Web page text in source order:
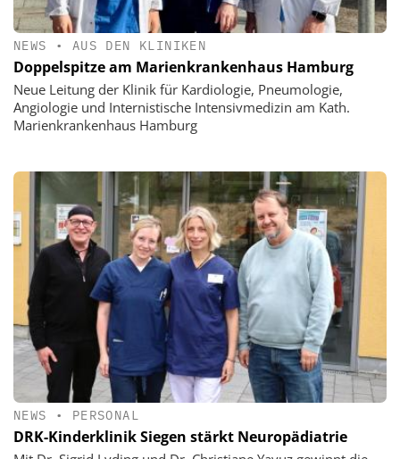
NEWS • AUS DEN KLINIKEN
Doppelspitze am Marienkrankenhaus Hamburg
Neue Leitung der Klinik für Kardiologie, Pneumologie,
Angiologie und Internistische Intensivmedizin am Kath.
Marienkrankenhaus Hamburg
NEWS • PERSONAL
DRK-Kinderklinik Siegen stärkt Neuropädiatrie